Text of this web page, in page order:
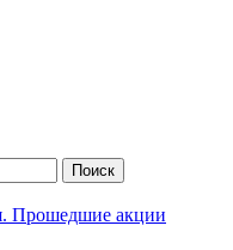
Поиск
Прошедшие акции